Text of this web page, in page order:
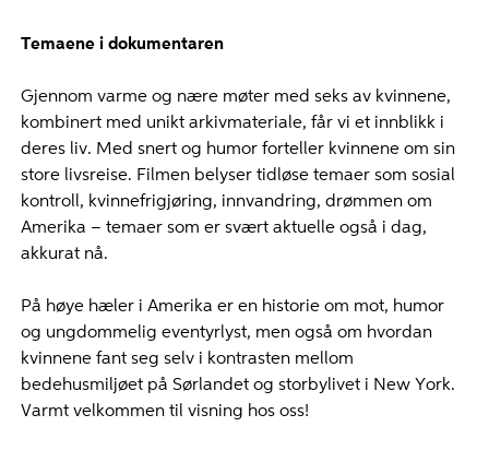
Temaene i dokumentaren
Gjennom varme og nære møter med seks av kvinnene,
kombinert med unikt arkivmateriale, får vi et innblikk i
deres liv. Med snert og humor forteller kvinnene om sin
store livsreise. Filmen belyser tidløse temaer som sosial
kontroll, kvinnefrigjøring, innvandring, drømmen om
Amerika – temaer som er svært aktuelle også i dag,
akkurat nå.
På høye hæler i Amerika er en historie om mot, humor
og ungdommelig eventyrlyst, men også om hvordan
kvinnene fant seg selv i kontrasten mellom
bedehusmiljøet på Sørlandet og storbylivet i New York.
Varmt velkommen til visning hos oss!